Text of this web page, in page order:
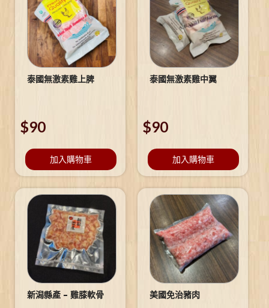
泰國無激素雞上脾
$90
加入購物車
泰國無激素雞中翼
$90
加入購物車
新潟縣產 – 雞膝軟骨 美國免治豬肉